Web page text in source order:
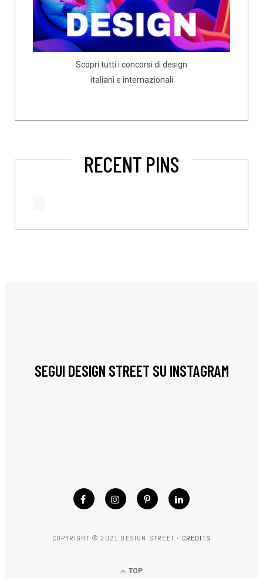
Scopri tutti i concorsi di design
italiani e internazionali
RECENT PINS
SEGUI DESIGN STREET SU INSTAGRAM
COPYRIGHT © 2021 DESIGN STREET - CREDITS
TOP